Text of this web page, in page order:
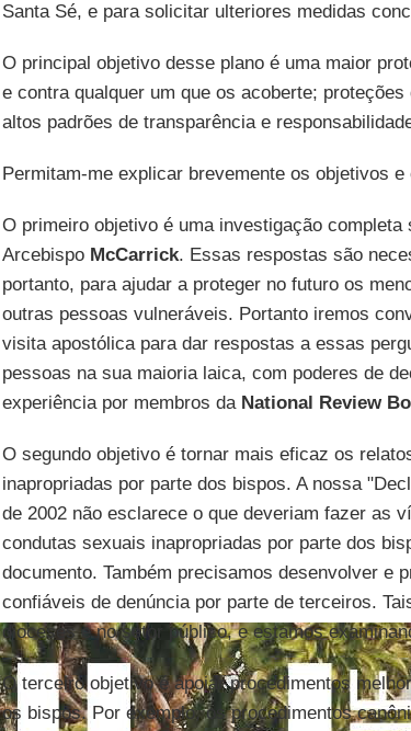
Santa Sé, e para solicitar ulteriores medidas
O principal objetivo desse plano é uma maior
e contra qualquer um que os acoberte;
altos padrões de transparência e
Permitam-me explicar brevemente os objetivos
O primeiro objetivo é uma investigação
Arcebispo McCarrick. Essas respostas são
portanto, para ajudar a proteger no futuro os
outras pessoas vulneráveis. Portanto iremos
visita apostólica para dar respostas a essas
pessoas na sua maioria laica, com poderes de
experiência por membros da National Review
O segundo objetivo é tornar mais eficaz os
inapropriadas por parte dos bispos. A nossa
de 2002 não esclarece o que deveriam fazer as
condutas sexuais inapropriadas por parte dos
documento. Também precisamos desenvolver e
confiáveis de denúncia por parte de terceiros.
dioceses e no setor público, e estamos
O terceiro objetivo é apoiar procedimentos
os bispos. Por exemplo, os procedimentos